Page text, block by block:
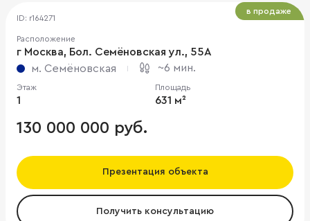
ID: r164271
Расположение
г Москва, Бол. Семёновская ул., 55А
м. Семёновская
~6 мин.
Этаж
1
Площадь
631 м²
130 000 000 руб.
Презентация объекта
Получить консультацию
в продаже